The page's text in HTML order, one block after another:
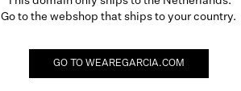
Go to the webshop that ships to your country.
GO TO WEAREGARCIA.COM